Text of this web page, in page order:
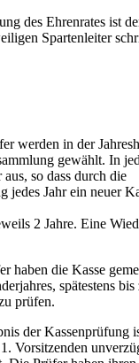
des Ehrenrates ist
Spartenleiter
in der
gewählt. In
so dass durch die
jedes Jahr ein neuer
2 Jahre. Eine
die Kasse
spätestens
prüfen.
der Kassenprüfung
Vorsitzenden